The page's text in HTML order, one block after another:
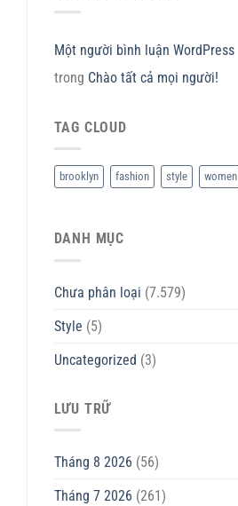
Một người bình luận WordPress
trong Chào tất cả mọi người!
TAG CLOUD
brooklyn fashion style women
DANH MỤC
Chưa phân loại (7.579)
Style (5)
Uncategorized (3)
LƯU TRỮ
Tháng 8 2026 (56)
Tháng 7 2026 (261)